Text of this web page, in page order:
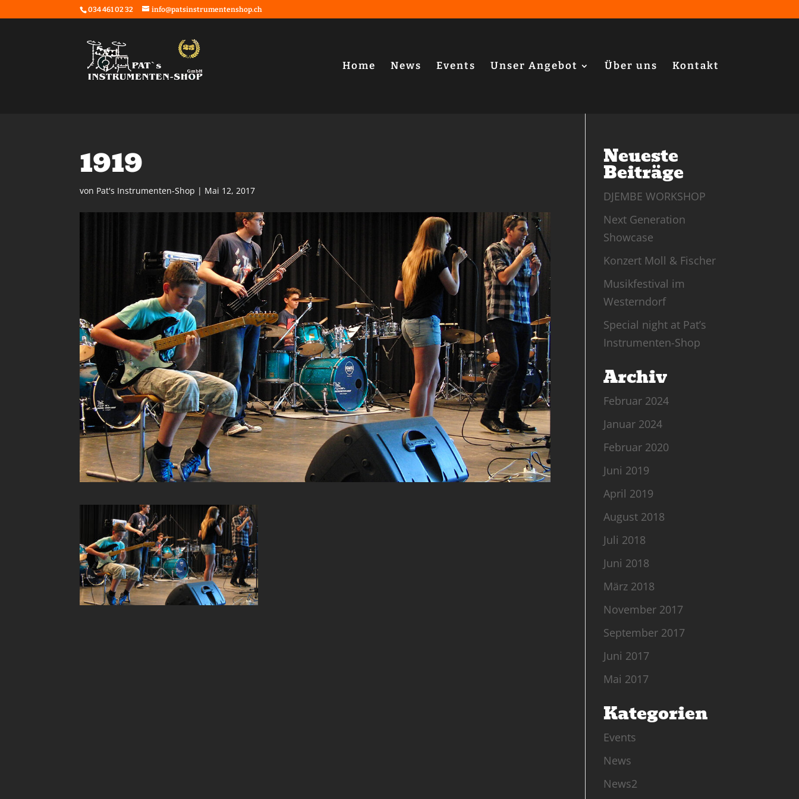
034 461 02 32 info@patsinstrumentenshop.ch
Home News Events Unser Angebot Über uns Kontakt
1919
von Pat's Instrumenten-Shop | Mai 12, 2017
Neueste
Beiträge
DJEMBE WORKSHOP
Next Generation
Showcase
Konzert Moll & Fischer
Musikfestival im
Westerndorf
Special night at Pat’s
Instrumenten-Shop
Archiv
Februar 2024
Januar 2024
Februar 2020
Juni 2019
April 2019
August 2018
Juli 2018
Juni 2018
März 2018
November 2017
September 2017
Juni 2017
Mai 2017
Kategorien
Events
News
News2